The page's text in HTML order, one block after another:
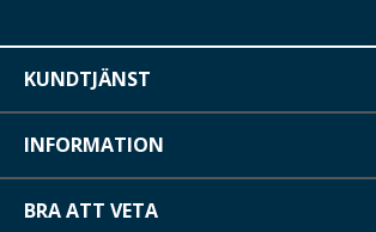
KUNDTJÄNST
INFORMATION
BRA ATT VETA